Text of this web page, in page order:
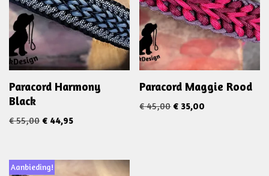
Paracord Harmony
Black
€55,00 € 44,95
Paracord Maggie Rood
€45,00 € 35,00
Aanbieding!